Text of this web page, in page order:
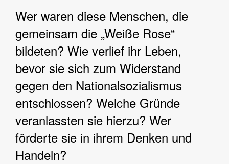
Wer waren diese Menschen, die
gemeinsam die „Weiße Rose“
bildeten? Wie verlief ihr Leben,
bevor sie sich zum Widerstand
gegen den Nationalsozialismus
entschlossen? Welche Gründe
veranlassten sie hierzu? Wer
förderte sie in ihrem Denken und
Handeln?